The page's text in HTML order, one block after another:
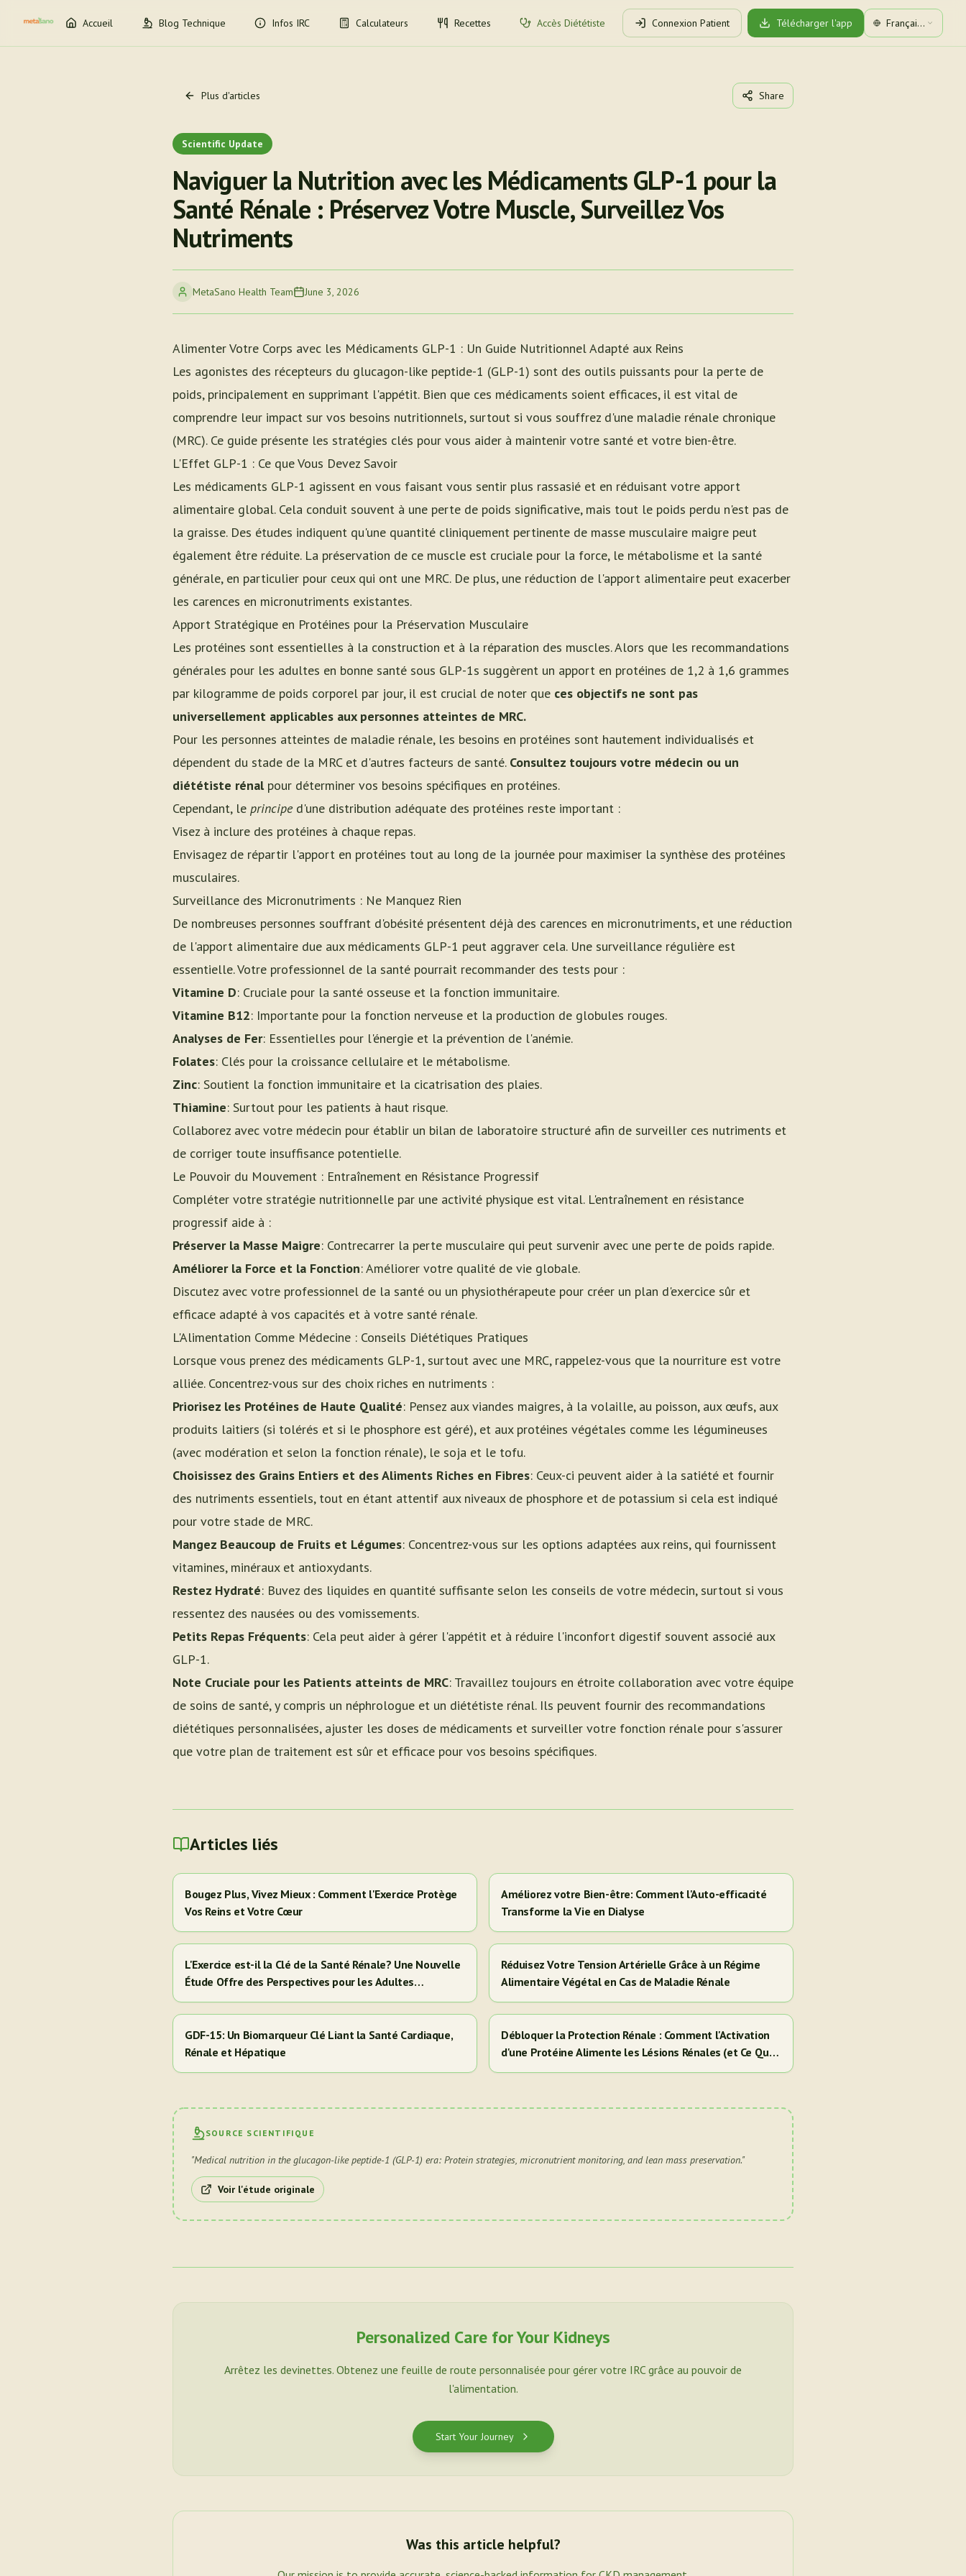
Accueil Blog Technique Infos IRC Calculateurs Recettes Accès Diététiste Connexion Patient Télécharger l'app
Français
(Canada)
Plus d'articles Share
Scientific Update
Naviguer la Nutrition avec les Médicaments GLP-1 pour la
Santé Rénale : Préservez Votre Muscle, Surveillez Vos
Nutriments
MetaSano Health Team June 3, 2026
Alimenter Votre Corps avec les Médicaments GLP-1 : Un Guide Nutritionnel Adapté aux Reins
Les agonistes des récepteurs du glucagon-like peptide-1 (GLP-1) sont des outils puissants pour la perte de
poids, principalement en supprimant l'appétit. Bien que ces médicaments soient efficaces, il est vital de
comprendre leur impact sur vos besoins nutritionnels, surtout si vous souffrez d'une maladie rénale chronique
(MRC). Ce guide présente les stratégies clés pour vous aider à maintenir votre santé et votre bien-être.
L'Effet GLP-1 : Ce que Vous Devez Savoir
Les médicaments GLP-1 agissent en vous faisant vous sentir plus rassasié et en réduisant votre apport
alimentaire global. Cela conduit souvent à une perte de poids significative, mais tout le poids perdu n'est pas de
la graisse. Des études indiquent qu'une quantité cliniquement pertinente de masse musculaire maigre peut
également être réduite. La préservation de ce muscle est cruciale pour la force, le métabolisme et la santé
générale, en particulier pour ceux qui ont une MRC. De plus, une réduction de l'apport alimentaire peut exacerber
les carences en micronutriments existantes.
Apport Stratégique en Protéines pour la Préservation Musculaire
Les protéines sont essentielles à la construction et à la réparation des muscles. Alors que les recommandations
générales pour les adultes en bonne santé sous GLP-1s suggèrent un apport en protéines de 1,2 à 1,6 grammes
par kilogramme de poids corporel par jour, il est crucial de noter que ces objectifs ne sont pas
universellement applicables aux personnes atteintes de MRC.
Pour les personnes atteintes de maladie rénale, les besoins en protéines sont hautement individualisés et
dépendent du stade de la MRC et d'autres facteurs de santé. Consultez toujours votre médecin ou un
diététiste rénalpour déterminer vos besoins spécifiques en protéines.
Cependant, le principe d'une distribution adéquate des protéines reste important :
Visez à inclure des protéines à chaque repas.
Envisagez de répartir l'apport en protéines tout au long de la journée pour maximiser la synthèse des protéines
musculaires.
Surveillance des Micronutriments : Ne Manquez Rien
De nombreuses personnes souffrant d'obésité présentent déjà des carences en micronutriments, et une réduction
de l'apport alimentaire due aux médicaments GLP-1 peut aggraver cela. Une surveillance régulière est
essentielle. Votre professionnel de la santé pourrait recommander des tests pour :
Vitamine D: Cruciale pour la santé osseuse et la fonction immunitaire.
Vitamine B12: Importante pour la fonction nerveuse et la production de globules rouges.
Analyses de Fer: Essentielles pour l'énergie et la prévention de l'anémie.
Folates: Clés pour la croissance cellulaire et le métabolisme.
Zinc: Soutient la fonction immunitaire et la cicatrisation des plaies.
Thiamine: Surtout pour les patients à haut risque.
Collaborez avec votre médecin pour établir un bilan de laboratoire structuré afin de surveiller ces nutriments et
de corriger toute insuffisance potentielle.
Le Pouvoir du Mouvement : Entraînement en Résistance Progressif
Compléter votre stratégie nutritionnelle par une activité physique est vital. L'entraînement en résistance
progressif aide à :
Préserver la Masse Maigre: Contrecarrer la perte musculaire qui peut survenir avec une perte de poids rapide.
Améliorer la Force et la Fonction: Améliorer votre qualité de vie globale.
Discutez avec votre professionnel de la santé ou un physiothérapeute pour créer un plan d'exercice sûr et
efficace adapté à vos capacités et à votre santé rénale.
L'Alimentation Comme Médecine : Conseils Diététiques Pratiques
Lorsque vous prenez des médicaments GLP-1, surtout avec une MRC, rappelez-vous que la nourriture est votre
alliée. Concentrez-vous sur des choix riches en nutriments :
Priorisez les Protéines de Haute Qualité: Pensez aux viandes maigres, à la volaille, au poisson, aux œufs, aux
produits laitiers (si tolérés et si le phosphore est géré), et aux protéines végétales comme les légumineuses
(avec modération et selon la fonction rénale), le soja et le tofu.
Choisissez des Grains Entiers et des Aliments Riches en Fibres: Ceux-ci peuvent aider à la satiété et fournir
des nutriments essentiels, tout en étant attentif aux niveaux de phosphore et de potassium si cela est indiqué
pour votre stade de MRC.
Mangez Beaucoup de Fruits et Légumes: Concentrez-vous sur les options adaptées aux reins, qui fournissent
vitamines, minéraux et antioxydants.
Restez Hydraté: Buvez des liquides en quantité suffisante selon les conseils de votre médecin, surtout si vous
ressentez des nausées ou des vomissements.
Petits Repas Fréquents: Cela peut aider à gérer l'appétit et à réduire l'inconfort digestif souvent associé aux
GLP-1.
Note Cruciale pour les Patients atteints de MRC: Travaillez toujours en étroite collaboration avec votre équipe
de soins de santé, y compris un néphrologue et un diététiste rénal. Ils peuvent fournir des recommandations
diététiques personnalisées, ajuster les doses de médicaments et surveiller votre fonction rénale pour s'assurer
que votre plan de traitement est sûr et efficace pour vos besoins spécifiques.
Articles liés
Bougez Plus, Vivez Mieux : Comment l'Exercice Protège
Vos Reins et Votre Cœur
Améliorez votre Bien-être: Comment l'Auto-efficacité
Transforme la Vie en Dialyse
L'Exercice est-il la Clé de la Santé Rénale? Une Nouvelle
Étude Offre des Perspectives pour les Adultes
Hispaniques/Latinos
Réduisez Votre Tension Artérielle Grâce à un Régime
Alimentaire Végétal en Cas de Maladie Rénale
GDF-15: Un Biomarqueur Clé Liant la Santé Cardiaque,
Rénale et Hépatique
Débloquer la Protection Rénale : Comment l'Activation
d'une Protéine Alimente les Lésions Rénales (et Ce Que
Cela Signifie Pour Vous)
SOURCE SCIENTIFIQUE
"Medical nutrition in the glucagon-like peptide-1 (GLP-1) era: Protein strategies, micronutrient monitoring, and lean mass preservation."
Voir l'étude originale
Personalized Care for Your Kidneys
Arrêtez les devinettes. Obtenez une feuille de route personnalisée pour gérer votre IRC grâce au pouvoir de
l'alimentation.
Start Your Journey
Was this article helpful?